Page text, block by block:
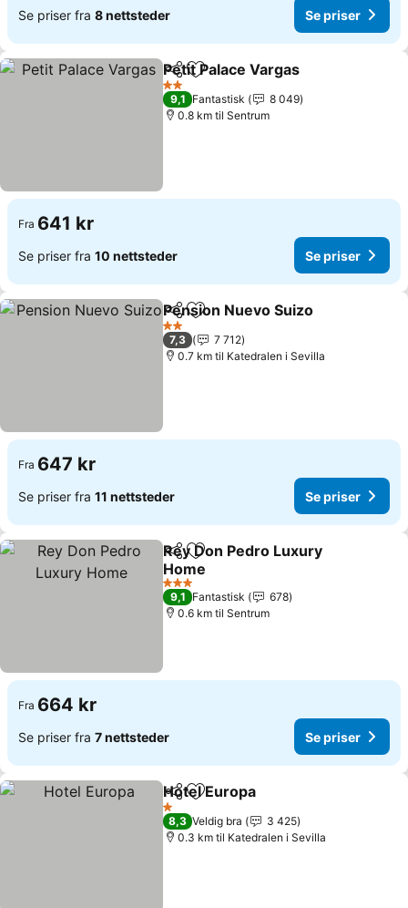
Se priser fra 8 nettsteder Se priser
Del Legg til i favoritter
Petit Palace Vargas
2 Stjerner
9,1 Fantastisk
8 049
0.8 km til Sentrum
Fra 641 kr
Se priser fra 10 nettsteder Se priser
Del Legg til i favoritter
Pension Nuevo Suizo
2 Stjerner
7,3
7 712
0.7 km til Katedralen i Sevilla
Fra 647 kr
Se priser fra 11 nettsteder Se priser
Del Legg til i favoritter
Rey Don Pedro Luxury
Home
3 Stjerner
9,1 Fantastisk
678
0.6 km til Sentrum
Fra 664 kr
Se priser fra 7 nettsteder Se priser
Del Legg til i favoritter
Hotel Europa
1 Stjerner
8,3 Veldig bra
3 425
0.3 km til Katedralen i Sevilla